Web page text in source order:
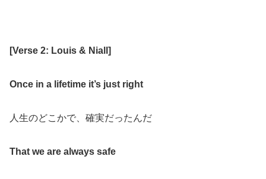
[Verse 2: Louis & Niall ]
Once in a lifetime it’s just right
人生のどこかで、確実だったんだ
That we are always safe